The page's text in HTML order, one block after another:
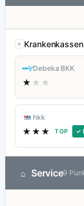
Debeka BKK
★ ★★
hkk
★★★ TOP ✓
⌂ Service9